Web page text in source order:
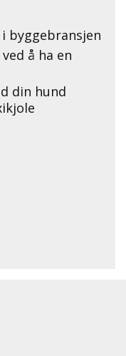
byggebransjen
å ha en
din hund